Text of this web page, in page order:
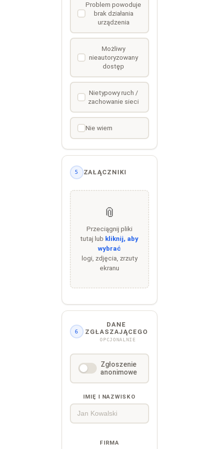
Problem powoduje
brak działania
urządzenia
Możliwy
nieautoryzowany
dostęp
Nietypowy ruch /
zachowanie sieci
Nie wiem
5 ZAŁĄCZNIKI
📎
Przeciągnij pliki
tutaj lub kliknij, aby
wybrać
logi, zdjęcia, zrzuty
ekranu
6
DANE
ZGŁASZAJĄCEGO
OPCJONALNIE
Zgłoszenie
anonimowe
IMIĘ I NAZWISKO
FIRMA